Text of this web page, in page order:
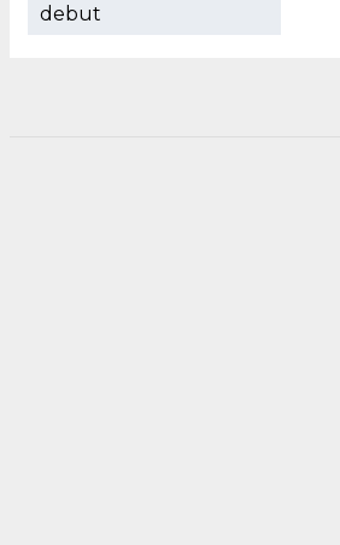
debut